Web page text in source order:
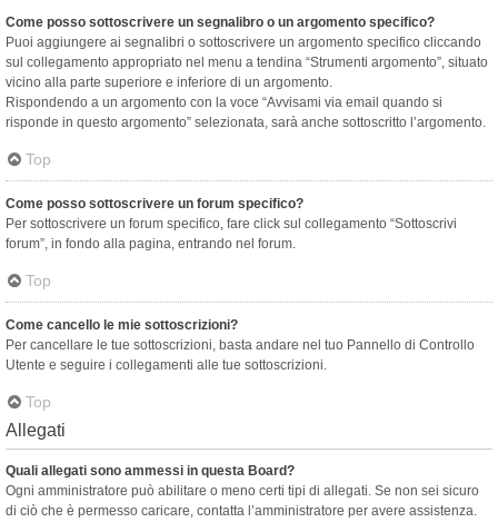
Come posso sottoscrivere un segnalibro o un argomento specifico?
Puoi aggiungere ai segnalibri o sottoscrivere un argomento specifico cliccando
sul collegamento appropriato nel menu a tendina “Strumenti argomento”, situato
vicino alla parte superiore e inferiore di un argomento.
Rispondendo a un argomento con la voce “Avvisami via email quando si
risponde in questo argomento” selezionata, sarà anche sottoscritto l’argomento.
Top
Come posso sottoscrivere un forum specifico?
Per sottoscrivere un forum specifico, fare click sul collegamento “Sottoscrivi
forum”, in fondo alla pagina, entrando nel forum.
Top
Come cancello le mie sottoscrizioni?
Per cancellare le tue sottoscrizioni, basta andare nel tuo Pannello di Controllo
Utente e seguire i collegamenti alle tue sottoscrizioni.
Top
Allegati
Quali allegati sono ammessi in questa Board?
Ogni amministratore può abilitare o meno certi tipi di allegati. Se non sei sicuro
di ciò che è permesso caricare, contatta l’amministratore per avere assistenza.